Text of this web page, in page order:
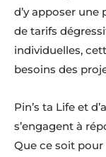
d’y apposer une
de tarifs
individuelles,
besoins des
Pin’s ta Life et
s’engagent à
Que ce soit